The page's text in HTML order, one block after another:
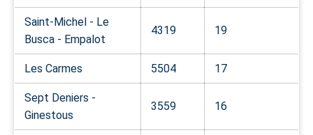
Saint-Michel - Le
Busca - Empalot
4319 19
Les Carmes 5504 17
Sept Deniers -
Ginestous
3559 16